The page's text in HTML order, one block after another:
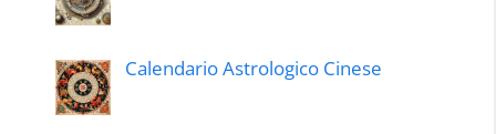
Calendario Astrologico Cinese